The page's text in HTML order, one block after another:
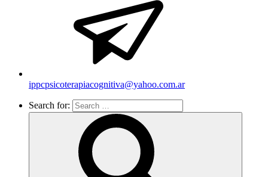
ippcpsicoterapiacognitiva@yahoo.com.ar
Search for: